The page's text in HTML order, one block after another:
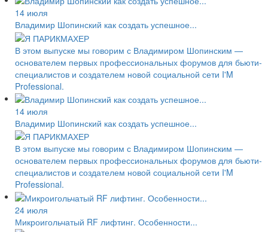
14 июля
Владимир Шопинский как создать успешное...
В этом выпуске мы говорим с Владимиром Шопинским —
основателем первых профессиональных форумов для бьюти-
специалистов и создателем новой социальной сети I'M
Professional.
14 июля
Владимир Шопинский как создать успешное...
В этом выпуске мы говорим с Владимиром Шопинским —
основателем первых профессиональных форумов для бьюти-
специалистов и создателем новой социальной сети I'M
Professional.
24 июля
Микроигольчатый RF лифтинг. Особенности...